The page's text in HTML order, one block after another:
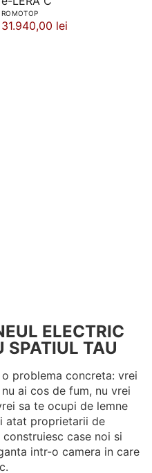
ROMOTOP
31.940,00 lei
ELECTRIC
SPATIUL TAU
problema concreta: vrei
ai cos de fum, nu vrei
sa te ocupi de lemne
atat proprietarii de
case noi si
intr-o camera in care